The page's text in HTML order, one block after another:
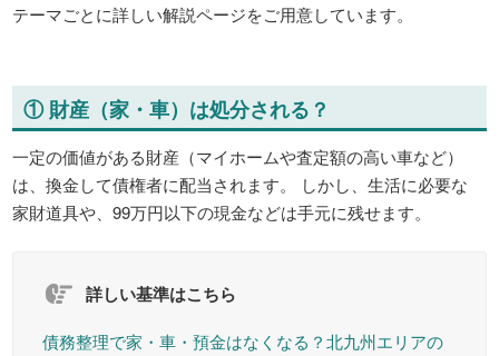
テーマごとに詳しい解説ページをご用意しています。
① 財産（家・車）は処分される？
一定の価値がある財産（マイホームや査定額の高い車など）
は、換金して債権者に配当されます。 しかし、生活に必要な
家財道具や、99万円以下の現金などは手元に残せます。
詳しい基準はこちら
債務整理で家・車・預金はなくなる？北九州エリアの